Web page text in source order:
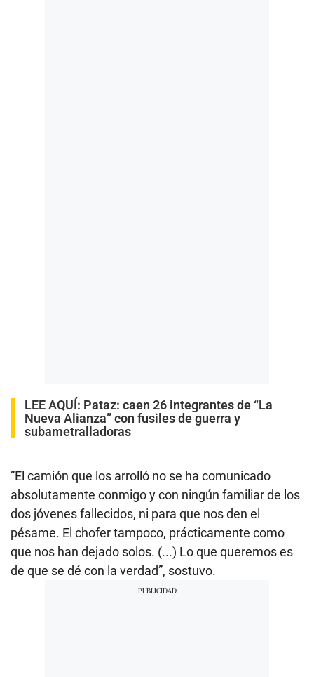
LEE AQUÍ: Pataz: caen 26 integrantes de “La
Nueva Alianza” con fusiles de guerra y
subametralladoras
“El camión que los arrolló no se ha comunicado
absolutamente conmigo y con ningún familiar de los
dos jóvenes fallecidos, ni para que nos den el
pésame. El chofer tampoco, prácticamente como
que nos han dejado solos. (...) Lo que queremos es
de que se dé con la verdad”, sostuvo.